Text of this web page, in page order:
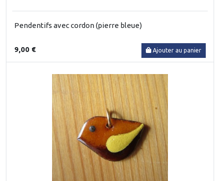
Pendentifs avec cordon (pierre bleue)
9,00 € Ajouter au panier